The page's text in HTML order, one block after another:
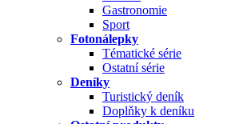
Gastronomie
Sport
Fotonálepky
Tématické série
Ostatní série
Deníky
Turistický deník
Doplňky k deníku